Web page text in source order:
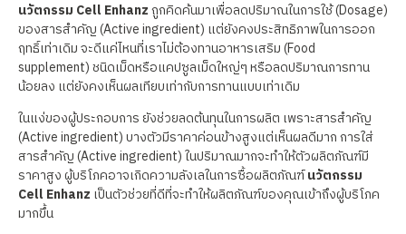
นวัตกรรม Cell Enhanzถูกคิดค้นมาเพื่อลดปริมาณในการใช้ (Dosage)
ของสารสำคัญ (Active ingredient) แต่ยังคงประสิทธิภาพในการออก
ฤทธิ์เท่าเดิม จะดีแค่ไหนที่เราไม่ต้องทานอาหารเสริม (Food
supplement) ชนิดเม็ดหรือแคปซูลเม็ดใหญ่ๆ หรือลดปริมาณการทาน
น้อยลง แต่ยังคงเห็นผลเทียบเท่ากับการทานแบบเท่าเดิม
ในแง่ของผู้ประกอบการ ยังช่วยลดต้นทุนในการผลิต เพราะสารสำคัญ
(Active ingredient) บางตัวมีราคาค่อนข้างสูงแต่เห็นผลดีมาก การใส่
สารสำคัญ (Active ingredient) ในปริมาณมากจะทำให้ตัวผลิตภัณฑ์มี
ราคาสูง ผู้บริโภคอาจเกิดความลังเลในการซื้อผลิตภัณฑ์นวัตกรรม
Cell Enhanz เป็นตัวช่วยที่ดีที่จะทำให้ผลิตภัณฑ์ของคุณเข้าถึงผู้บริโภค
มากขึ้น